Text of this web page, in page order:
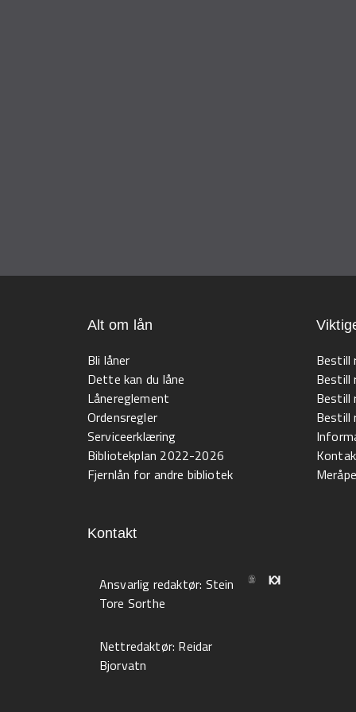
Alt om lån
Bli låner
Dette kan du låne
Lånereglement
Ordensregler
Serviceerklæring
Bibliotekplan 2022-2026
Fjernlån for andre bibliotek
Bestill
Bestill
Bestill
Bestill
Kontakt
Ansvarlig redaktør: Stein
Tore Sorthe
Nettredaktør: Reidar
Bjorvatn